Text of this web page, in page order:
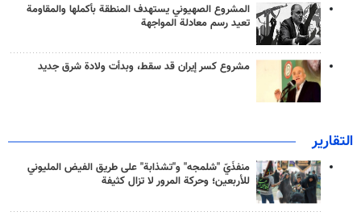
المشروع الصهيوني يستهدف المنطقة بأكملها والمقاومة
تعيد رسم معادلة المواجهة
مشروع كسر إيران قد سقط، وبدأت ولادة شرق جديد
التقارير
منفذَيّ "شلمجه" و"تشذابة" على طريق الفيض المليوني
للأربعين؛ وحركة المرور لا تزال كثيفة